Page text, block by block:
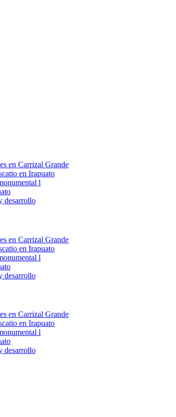
en Carrizal Grande
en Irapuato
l
desarrollo
en Carrizal Grande
en Irapuato
l
desarrollo
en Carrizal Grande
en Irapuato
l
desarrollo